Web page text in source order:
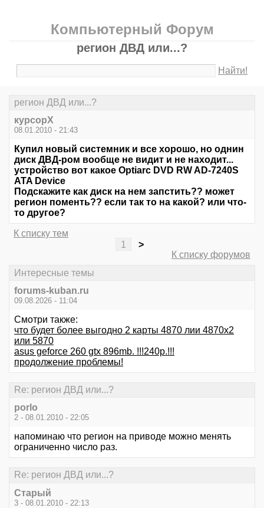
Компьютерный Форум
регион ДВД или...?
Найти!
регион ДВД или...?
курсорХ
08.01.2010 - 21:43
Купил новый системник и все хорошо, но однин
диск ДВД-ром вообще не видит и не находит...
устройство вот какое Optiarc DVD RW AD-7240S
ATA Device
Подскажите как диск на нем запстить?? может
регион поменть?? если так то на какой? или что-
то другое?
К списку тем
1
>
К списку форумов
Интересные темы
forums-kuban.ru
09.08.2026 - 11:04
Смотри также:
что будет более выгодно 2 карты 4870 лии 4870x2
или 5870
asus geforce 260 gtx 896mb. !!!240p.!!!
продолжение проблемы!
Re: регион ДВД или...?
porlo
2 - 08.01.2010 - 22:05
напоминаю что регион на приводе можно менять
ограниченно число раз.
Re: регион ДВД или...?
Старый
3 - 08.01.2010 - 22:13